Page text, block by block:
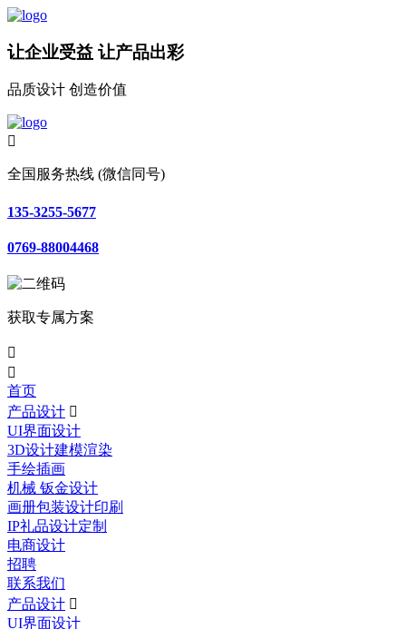
让企业受益 让产品出彩
品质设计 创造价值

全国服务热线 (微信同号)
135-3255-5677
0769-88004468
获取专属方案


首页
产品设计 
UI界面设计
3D设计建模渲染
手绘插画
机械 钣金设计
画册包装设计印刷
IP礼品设计定制
电商设计
招聘
联系我们
产品设计 
UI界面设计